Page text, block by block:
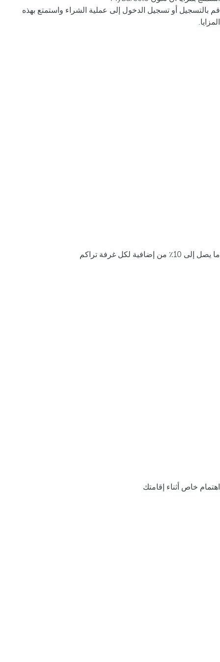
قم بالتسجيل أو تسجيل الدخول إلى عملية الشراء واستمتع بهذه
المزايا.
ما يصل إلى 10٪ من إضافية لكل غرفة تراكم
اهتمام خاص أثناء إقامتك